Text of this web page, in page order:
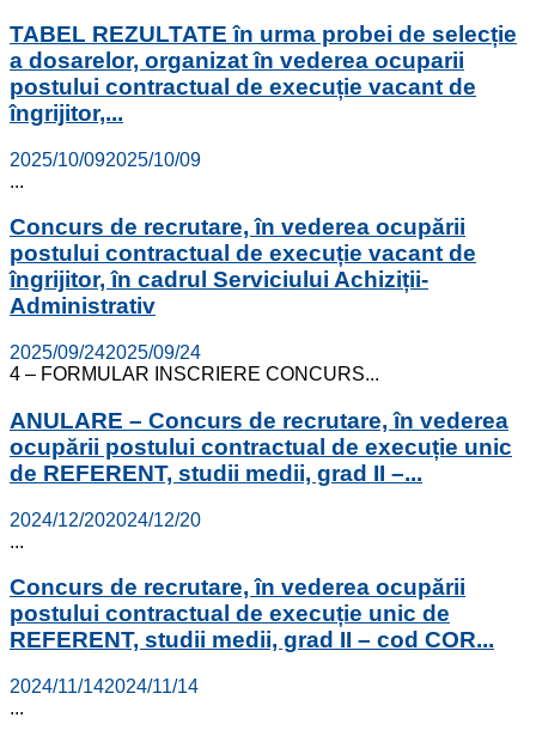
TABEL REZULTATE în urma probei de selecție
a dosarelor, organizat în vederea ocuparii
postului contractual de execuție vacant de
îngrijitor,...
2025/10/092025/10/09
...
Concurs de recrutare, în vederea ocupării
postului contractual de execuție vacant de
îngrijitor, în cadrul Serviciului Achiziții-
Administrativ
2025/09/242025/09/24
4 – FORMULAR INSCRIERE CONCURS...
ANULARE – Concurs de recrutare, în vederea
ocupării postului contractual de execuție unic
de REFERENT, studii medii, grad II –...
2024/12/202024/12/20
...
Concurs de recrutare, în vederea ocupării
postului contractual de execuție unic de
REFERENT, studii medii, grad II – cod COR...
2024/11/142024/11/14
...